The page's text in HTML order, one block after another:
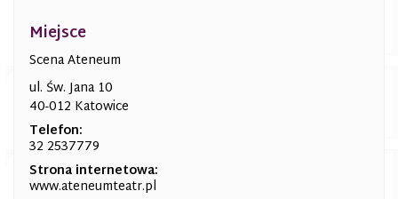
Miejsce
Scena Ateneum
ul. Św. Jana 10
40-012 Katowice
Telefon:
32 2537779
Strona internetowa:
www.ateneumteatr.pl